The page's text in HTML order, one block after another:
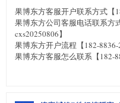
果博东方客服开户联系方式【
果博东方公司客服电话联系方
cxs20250806】
果博东方开户流程【182-
果博东方客服怎么联系【182-